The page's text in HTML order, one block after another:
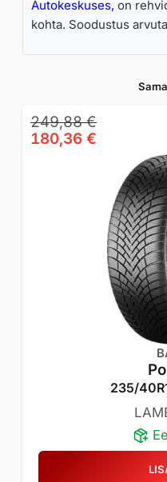
Autokeskuses, on
kohta. Soodustus
249,88€
Algne
hind
180,36 €
Praegune
hind
235/